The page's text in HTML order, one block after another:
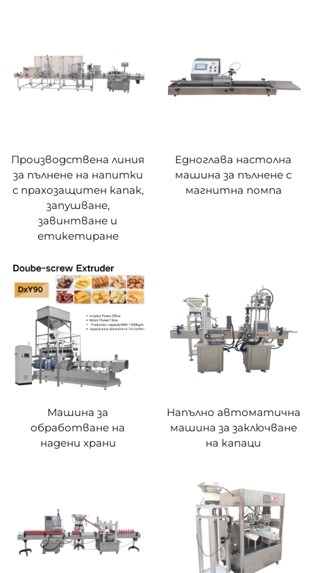
Производствена линия
за пълнене на напитки
с прахозащитен капак,
запушване,
завинтване и
етикетиране
Едноглава настолна
машина за пълнене с
магнитна помпа
Машина за
обработване на
надени храни
Напълно автоматична
машина за заключване
на капаци